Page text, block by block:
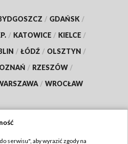
/ GDAŃSK /
/ KATOWICE / KIELCE /
/ ŁÓDŹ / OLSZTYN /
/ RZESZÓW /
/ WROCŁAW
serwisu", aby wyrazić zgody na